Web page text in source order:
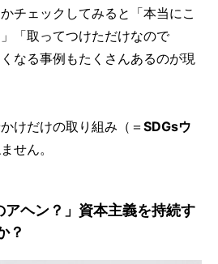
チェックしてみると「本当にこ
「取ってつけただけなので
なる事例もたくさんあるのが現
けだけの取り組み（＝ SDGsウ
せん。
アヘン？」資本主義を持続す
？